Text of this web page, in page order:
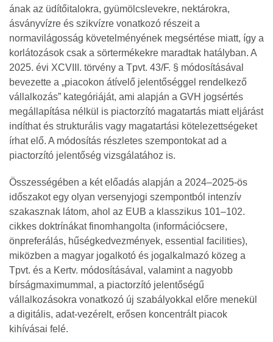
ának az üdítőitalokra, gyümölcslevekre, nektárokra,
ásványvízre és szikvízre vonatkozó részeit a
normavilágosság követelményének megsértése miatt, így a
korlátozások csak a sörtermékekre maradtak hatályban. A
2025. évi XCVIII. törvény a Tpvt. 43/F. § módosításával
bevezette a „piacokon átívelő jelentőséggel rendelkező
vállalkozás” kategóriáját, ami alapján a GVH jogsértés
megállapítása nélkül is piactorzító magatartás miatt eljárást
indíthat és strukturális vagy magatartási kötelezettségeket
írhat elő. A módosítás részletes szempontokat ad a
piactorzító jelentőség vizsgálatához is.
Összességében a két előadás alapján a 2024–2025‐ös
időszakot egy olyan versenyjogi szempontból intenzív
szakasznak látom, ahol az EUB a klasszikus 101–102.
cikkes doktrínákat finomhangolta (információcsere,
önpreferálás, hűségkedvezmények, essential facilities),
miközben a magyar jogalkotó és jogalkalmazó közeg a
Tpvt. és a Kertv. módosításával, valamint a nagyobb
bírságmaximummal, a piactorzító jelentőségű
vállalkozásokra vonatkozó új szabályokkal előre menekül
a digitális, adat‐vezérelt, erősen koncentrált piacok
kihívásai felé.